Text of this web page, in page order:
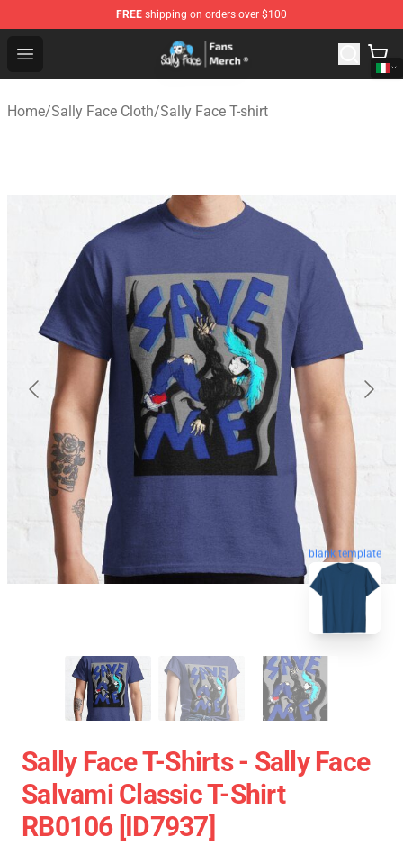
FREE shipping on orders over $100
Open menu
Sally Face Store - Official Sally Face Merchandise Shop
Home/Sally Face Cloth/Sally Face T-shirt
blank template
Sally Face T-Shirts - Sally Face
Salvami Classic T-Shirt
RB0106 [ID7937]